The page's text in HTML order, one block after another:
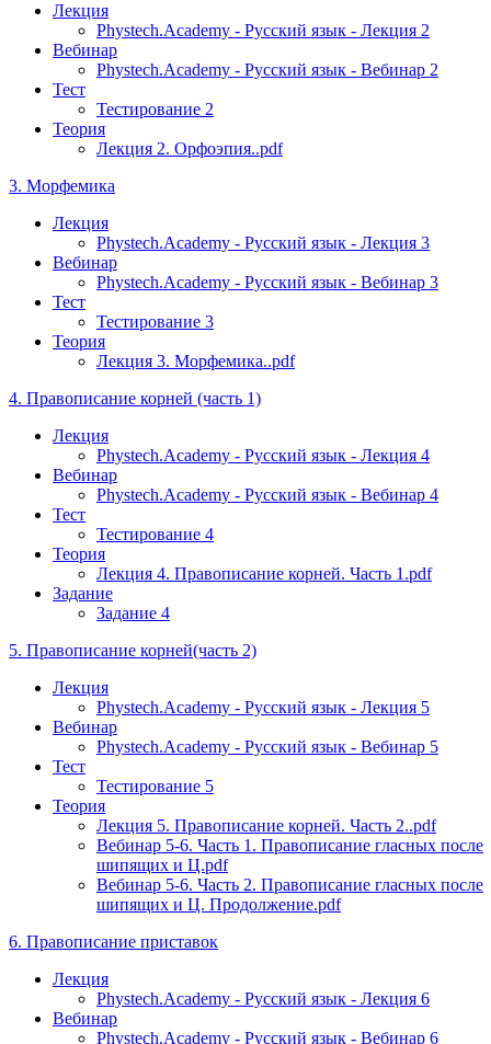
Лекция
Phystech.Academy - Русский язык - Лекция 2
Вебинар
Phystech.Academy - Русский язык - Вебинар 2
Тест
Тестирование 2
Теория
Лекция 2. Орфоэпия..pdf
3. Морфемика
Лекция
Phystech.Academy - Русский язык - Лекция 3
Вебинар
Phystech.Academy - Русский язык - Вебинар 3
Тест
Тестирование 3
Теория
Лекция 3. Морфемика..pdf
4. Правописание корней (часть 1)
Лекция
Phystech.Academy - Русский язык - Лекция 4
Вебинар
Phystech.Academy - Русский язык - Вебинар 4
Тест
Тестирование 4
Теория
Лекция 4. Правописание корней. Часть 1.pdf
Задание
Задание 4
5. Правописание корней(часть 2)
Лекция
Phystech.Academy - Русский язык - Лекция 5
Вебинар
Phystech.Academy - Русский язык - Вебинар 5
Тест
Тестирование 5
Теория
Лекция 5. Правописание корней. Часть 2..pdf
Вебинар 5-6. Часть 1. Правописание гласных после
шипящих и Ц.pdf
Вебинар 5-6. Часть 2. Правописание гласных после
шипящих и Ц. Продолжение.pdf
6. Правописание приставок
Лекция
Phystech.Academy - Русский язык - Лекция 6
Вебинар
Phystech.Academy - Русский язык - Вебинар 6